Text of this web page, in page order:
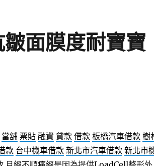
面膜度耐寶寶
當舖 票貼 融資 貸款 借款 板橋汽車借款 樹
款 台中機車借款 新北市汽車借款 新北市